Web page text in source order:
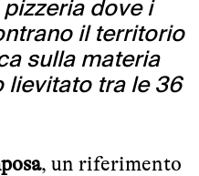
dove i
il territorio
sulla materia
tra le 36
, un riferimento